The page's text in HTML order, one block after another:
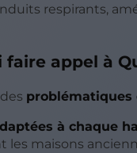
respirants,
appel à
problématiques
à chaque
les maisons